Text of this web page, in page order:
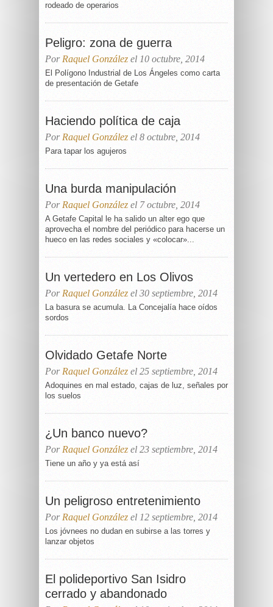
rodeado de operarios
Peligro: zona de guerra
Por Raquel González el 10 octubre, 2014
El Polígono Industrial de Los Ángeles como carta
de presentación de Getafe
Haciendo política de caja
Por Raquel González el 8 octubre, 2014
Para tapar los agujeros
Una burda manipulación
Por Raquel González el 7 octubre, 2014
A Getafe Capital le ha salido un alter ego que
aprovecha el nombre del periódico para hacerse un
hueco en las redes sociales y «colocar»...
Un vertedero en Los Olivos
Por Raquel González el 30 septiembre, 2014
La basura se acumula. La Concejalía hace oídos
sordos
Olvidado Getafe Norte
Por Raquel González el 25 septiembre, 2014
Adoquines en mal estado, cajas de luz, señales por
los suelos
¿Un banco nuevo?
Por Raquel González el 23 septiembre, 2014
Tiene un año y ya está así
Un peligroso entretenimiento
Por Raquel González el 12 septiembre, 2014
Los jóvnees no dudan en subirse a las torres y
lanzar objetos
El polideportivo San Isidro
cerrado y abandonado